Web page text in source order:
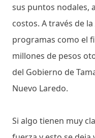
sus puntos nodales,
costos. A través de
programas como el
millones de pesos
del Gobierno de
Nuevo Laredo.
Si algo tienen muy